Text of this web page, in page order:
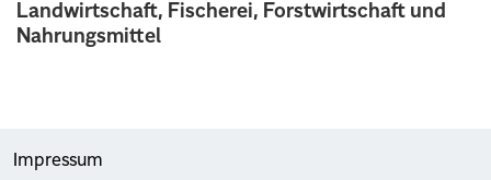
Landwirtschaft, Fischerei, Forstwirtschaft und
Nahrungsmittel
Impressum